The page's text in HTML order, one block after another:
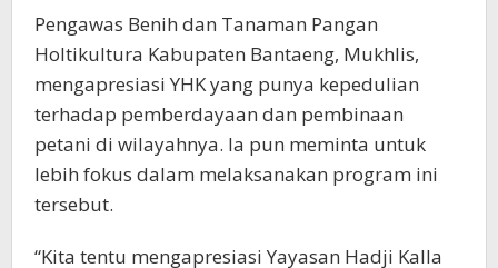
Pengawas Benih dan Tanaman Pangan
Holtikultura Kabupaten Bantaeng, Mukhlis,
mengapresiasi YHK yang punya kepedulian
terhadap pemberdayaan dan pembinaan
petani di wilayahnya. Ia pun meminta untuk
lebih fokus dalam melaksanakan program ini
tersebut.
“Kita tentu mengapresiasi Yayasan Hadji Kalla